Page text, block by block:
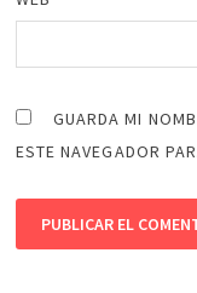
GUARDA MI
ESTE NAVEGADOR